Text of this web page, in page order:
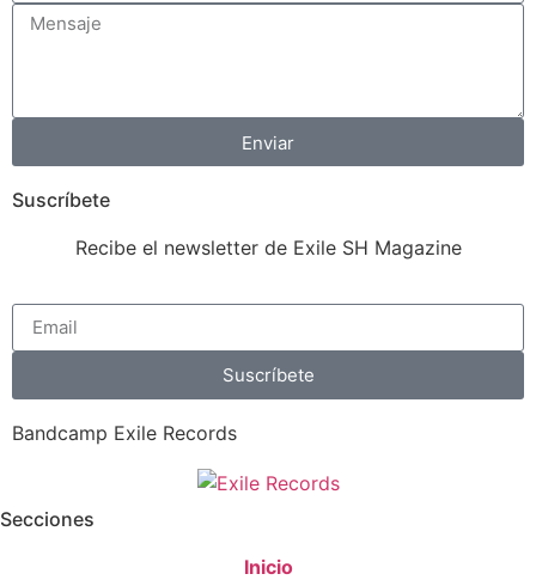
Enviar
Suscríbete
Recibe el newsletter de Exile SH Magazine
Suscríbete
Bandcamp Exile Records
Secciones
Inicio